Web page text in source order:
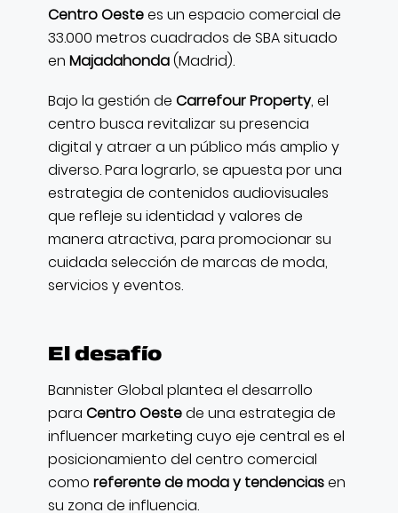
Centro Oestees un espacio comercial de
33.000 metros cuadrados de SBA situado
en Majadahonda(Madrid).
Bajo la gestión de Carrefour Property, el
centro busca revitalizar su presencia
digital y atraer a un público más amplio y
diverso. Para lograrlo, se apuesta por una
estrategia de contenidos audiovisuales
que refleje su identidad y valores de
manera atractiva, para promocionar su
cuidada selección de marcas de moda,
servicios y eventos.
El desafío
Bannister Global plantea el desarrollo
para Centro Oestede una estrategia de
influencer marketing cuyo eje central es el
posicionamiento del centro comercial
como referente de moda y tendenciasen
su zona de influencia.